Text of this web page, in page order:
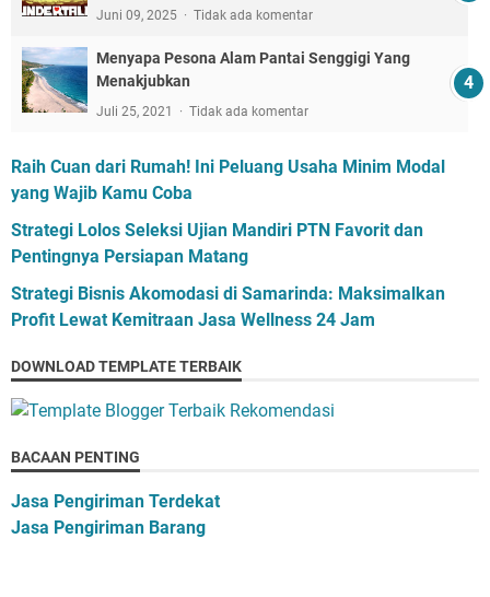
Juni 09, 2025 Tidak ada komentar
Menyapa Pesona Alam Pantai Senggigi Yang
Menakjubkan
Juli 25, 2021 Tidak ada komentar
Raih Cuan dari Rumah! Ini Peluang Usaha Minim Modal
yang Wajib Kamu Coba
Strategi Lolos Seleksi Ujian Mandiri PTN Favorit dan
Pentingnya Persiapan Matang
Strategi Bisnis Akomodasi di Samarinda: Maksimalkan
Profit Lewat Kemitraan Jasa Wellness 24 Jam
DOWNLOAD TEMPLATE TERBAIK
BACAAN PENTING
Jasa Pengiriman Terdekat
Jasa Pengiriman Barang